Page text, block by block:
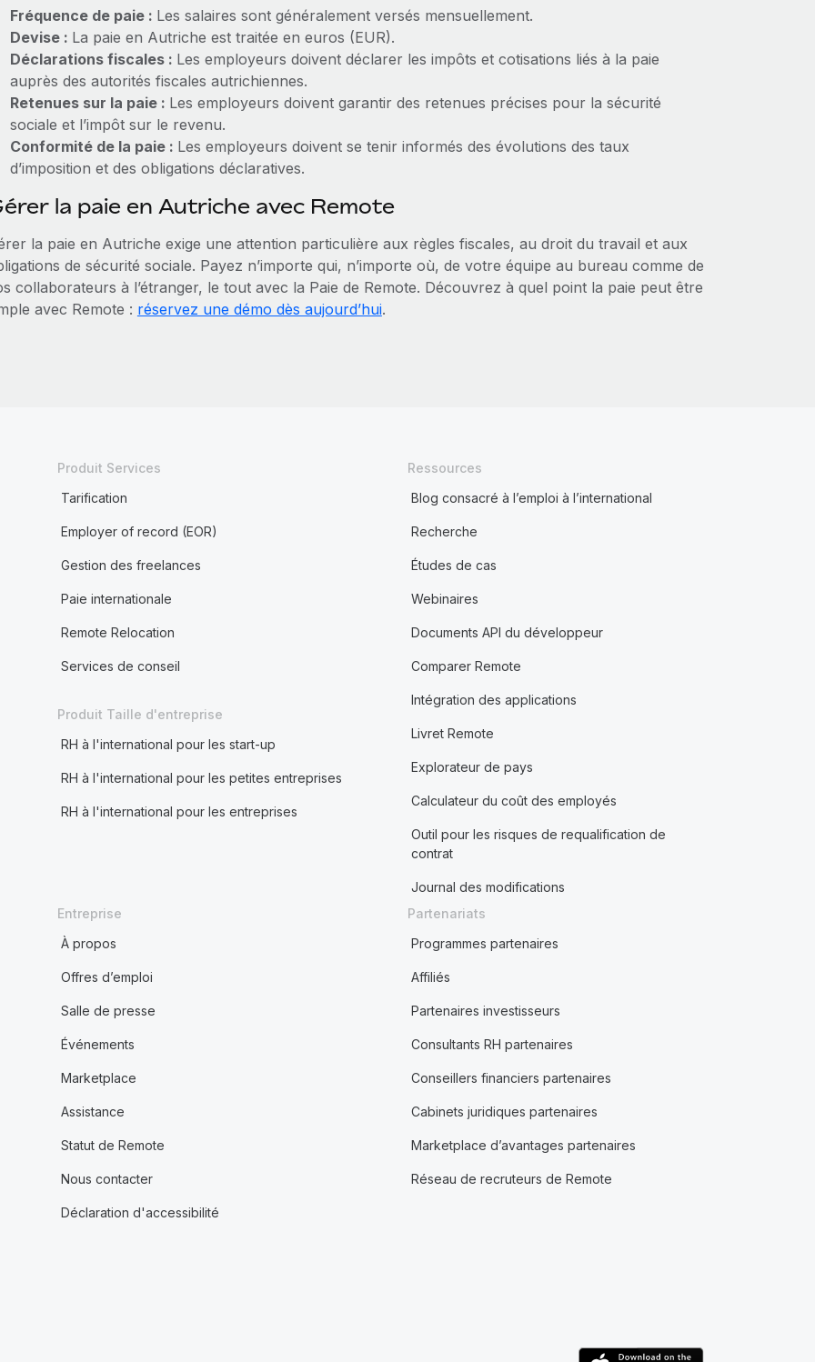
Fréquence de paie : Les salaires sont généralement versés mensuellement.
Devise : La paie en Autriche est traitée en euros (EUR).
Déclarations fiscales : Les employeurs doivent déclarer les impôts et cotisations liés à la paie
auprès des autorités fiscales autrichiennes.
Retenues sur la paie : Les employeurs doivent garantir des retenues précises pour la sécurité
sociale et l’impôt sur le revenu.
Conformité de la paie : Les employeurs doivent se tenir informés des évolutions des taux
d’imposition et des obligations déclaratives.
la paie en Autriche avec Remote
la paie en Autriche exige une attention particulière aux règles fiscales, au droit du travail et aux
de sécurité sociale. Payez n’importe qui, n’importe où, de votre équipe au bureau comme de
collaborateurs à l’étranger, le tout avec la Paie de Remote. Découvrez à quel point la paie peut être
avec Remote : réservez une démo dès aujourd’hui.
Produit Services
Tarification
Employer of record (EOR)
Gestion des freelances
Paie internationale
Remote Relocation
Services de conseil
Produit Taille d'entreprise
RH à l'international pour les start-up
RH à l'international pour les petites entreprises
RH à l'international pour les entreprises
Ressources
Blog consacré à l’emploi à l’international
Recherche
Études de cas
Webinaires
Documents API du développeur
Comparer Remote
Intégration des applications
Livret Remote
Explorateur de pays
Calculateur du coût des employés
Outil pour les risques de requalification de
contrat
Journal des modifications
Entreprise
À propos
Offres d’emploi
Salle de presse
Événements
Marketplace
Assistance
Statut de Remote
Nous contacter
Déclaration d'accessibilité
Partenariats
Programmes partenaires
Affiliés
Partenaires investisseurs
Consultants RH partenaires
Conseillers financiers partenaires
Cabinets juridiques partenaires
Marketplace d’avantages partenaires
Réseau de recruteurs de Remote